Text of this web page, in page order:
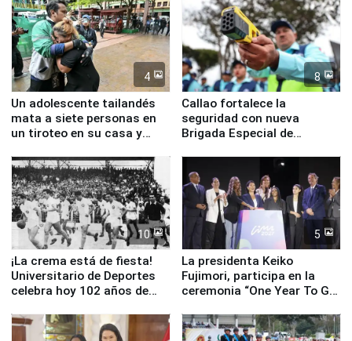
4
Un adolescente tailandés
mata a siete personas en
un tiroteo en su casa y
8
Callao fortalece la
seguridad con nueva
Brigada Especial de
equipamiento para
Serenazgo
10
¡La crema está de fiesta!
Universitario de Deportes
celebra hoy 102 años de
5
La presidenta Keiko
Fujimori, participa en la
ceremonia “One Year To Go